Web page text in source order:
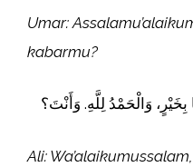
Umar:
kabarmu?
بِخَيْرٍ، وَالْحَمْدُ لِلَّهِ. وَأَنْتَ؟
Ali: